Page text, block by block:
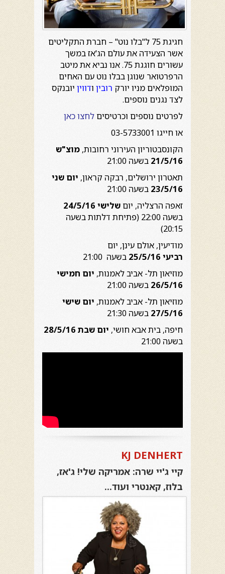
חגיגת 75 ל"בלו נוט" – חברת התקליטים
אשר הצעידה את עולם הג'אז במשך
עשורים חוגגת 75. אנו נביא את מיטב
הרפרטואר שנוגן בבלו נוט עם האחים
המופלאים מניו יורק רובין ודווין יובנקס
לצד נגנים נוספים.
לפרטים נוספים וכרטיסים לחצו כאן
או חייגו 03-5733001
הקונסבטוריון העירוני רחובות, מוצ"ש
21/5/16 בשעה 21:00
תאטרון ירושלים, רבקה קראון, יום שני
23/5/16 בשעה 21:00
זאפה הרצליה, יום שלישי 24/5/16
בשעה 22:00 (פתיחת דלתות בשעה
20:15)
מודיעין, אולם עינן, יום
רביעי 25/5/16
בשעה 21:00
מוזיאון תל- אביב לאמנות, יום חמישי
26/5/16 בשעה 21:00
מוזיאון תל- אביב לאמנות, יום שישי
27/5/16 בשעה 21:30
חיפה, בית אבא חושי, יום שבת 28/5/16
בשעה 21:00
KJ DENHERT
קיי ג'יי שרה: אמריקה שלי! ג'אז,
בלוז, קאנטרי ועוד…